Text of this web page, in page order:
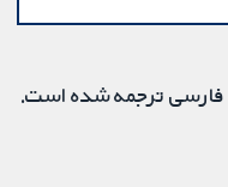
فارسی ترجمه شده است.